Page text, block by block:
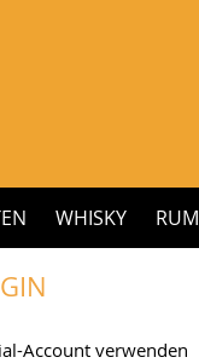
WHISKY RUM
Account verwenden